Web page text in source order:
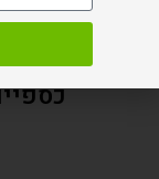
ייעוץ